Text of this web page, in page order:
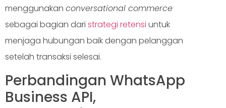
menggunakan conversational commerce
sebagai bagian dari strategi retensi untuk
menjaga hubungan baik dengan pelanggan
setelah transaksi selesai.
Perbandingan WhatsApp
Business API,